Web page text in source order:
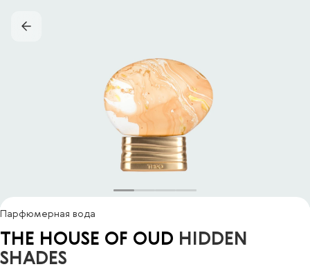
Парфюмерная вода
THE HOUSE OF OUD HIDDEN
SHADES